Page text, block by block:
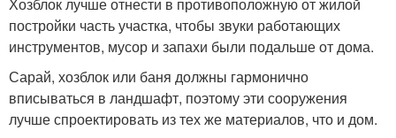
Хозблок лучше отнести в противоположную от жилой
постройки часть участка, чтобы звуки работающих
инструментов, мусор и запахи были подальше от дома.
Сарай, хозблок или баня должны гармонично
вписываться в ландшафт, поэтому эти сооружения
лучше спроектировать из тех же материалов, что и дом.